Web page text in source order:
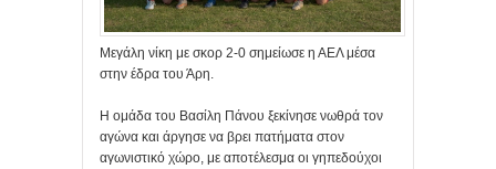
Μεγάλη νίκη με σκορ 2-0 σημείωσε η ΑΕΛ μέσα
στην έδρα του Άρη.
Η ομάδα του Βασίλη Πάνου ξεκίνησε νωθρά τον
αγώνα και άργησε να βρει πατήματα στον
αγωνιστικό χώρο, με αποτέλεσμα οι γηπεδούχοι